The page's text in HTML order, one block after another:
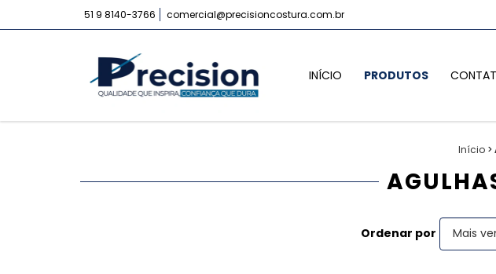
51 9 8140-3766 comercial@precisioncostura.com.br
INÍCIO PRODUTOS
Início >
Ordenar por